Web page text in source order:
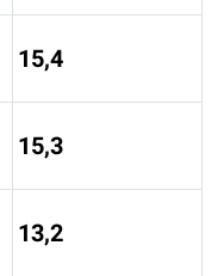
15,4
15,3
13,2